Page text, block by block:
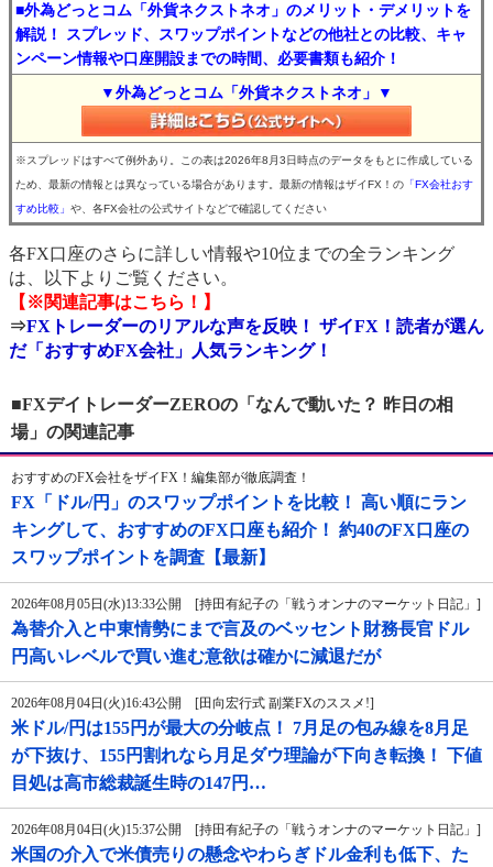
■外為どっとコム「外貨ネクストネオ」のメリット・デメリットを
解説！ スプレッド、スワップポイントなどの他社との比較、キャ
ンペーン情報や口座開設までの時間、必要書類も紹介！
▼外為どっとコム「外貨ネクストネオ」▼
※スプレッドはすべて例外あり。この表は2026年8月3日時点のデータをもとに作成している
ため、最新の情報とは異なっている場合があります。最新の情報はザイFX！の 「FX会社おす
すめ比較」 や、各FX会社の公式サイトなどで確認してください
各FX口座のさらに詳しい情報や10位までの全ランキング
は、以下よりご覧ください。
【※関連記事はこちら！】
⇒FXトレーダーのリアルな声を反映！ ザイFX！読者が選ん
だ「おすすめFX会社」人気ランキング！
■FXデイトレーダーZEROの「なんで動いた？ 昨日の相
場」の関連記事
おすすめのFX会社をザイFX！編集部が徹底調査！
FX「ドル/円」のスワップポイントを比較！ 高い順にラン
キングして、おすすめのFX口座も紹介！ 約40のFX口座の
スワップポイントを調査【最新】
2026年08月05日(水)13:33公開 [持田有紀子の「戦うオンナのマーケット日記」]
為替介入と中東情勢にまで言及のベッセント財務長官ドル
円高いレベルで買い進む意欲は確かに減退だが
2026年08月04日(火)16:43公開 [田向宏行式 副業FXのススメ!]
米ドル/円は155円が最大の分岐点！ 7月足の包み線を8月足
が下抜け、155円割れなら月足ダウ理論が下向き転換！ 下値
目処は高市総裁誕生時の147円…
2026年08月04日(火)15:37公開 [持田有紀子の「戦うオンナのマーケット日記」]
米国の介入で米債売りの懸念やわらぎドル金利も低下、た